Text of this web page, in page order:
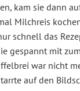
kam sie dann
Milchreis
schnell das
gespannt mit
war nicht
auf den